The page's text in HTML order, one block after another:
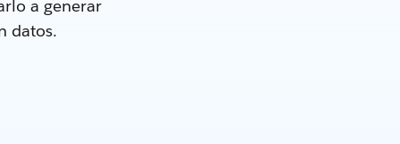
a generar
datos.